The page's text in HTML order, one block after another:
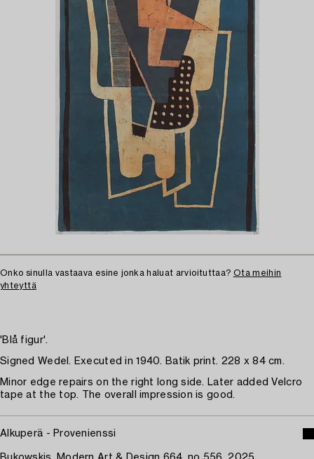
Onko sinulla vastaava esine jonka haluat arvioituttaa? Ota meihin
yhteyttä
'Blå figur'.
Signed Wedel. Executed in 1940. Batik print. 228 x 84 cm.
Minor edge repairs on the right long side. Later added Velcro
tape at the top. The overall impression is good.
Alkuperä - Provenienssi